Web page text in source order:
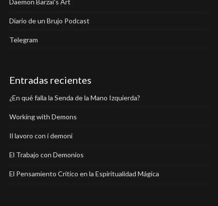
Daemon Barzai's Art
Diario de un Brujo Podcast
Telegram
Entradas recientes
¿En qué falla la Senda de la Mano Izquierda?
Working with Demons
Il lavoro con i demoni
El Trabajo con Demonios
El Pensamiento Crítico en la Espiritualidad Mágica